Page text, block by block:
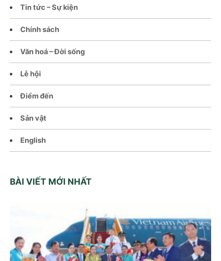
Tin tức – Sự kiện
Chính sách
Văn hoá – Đời sống
Lễ hội
Điểm đến
Sản vật
English
BÀI VIẾT MỚI NHẤT